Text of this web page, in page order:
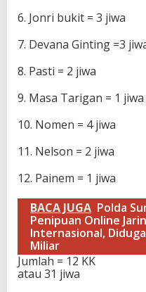
6. Jonri bukit = 3 jiwa
7. Devana Ginting =3
8. Pasti = 2 jiwa
9. Masa Tarigan = 1 jiwa
10. Nomen = 4 jiwa
11. Nelson = 2 jiwa
12. Painem = 1 jiwa
BACA JUGA Polda
Penipuan Online
Internasional,
Miliar
Jumlah = 12 KK
atau 31 jiwa